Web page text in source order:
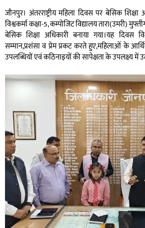
जौनपुर। अंतरराष्ट्रीय महिला दिवस पर बेसिक शिक्षा
विश्वकर्मा कक्षा-5, कम्पोजिट विद्यालय तारा(उमरी)
बेसिक शिक्षा अधिकारी बनाया गया।यह दिवस
सम्मान,प्रशंसा व प्रेम प्रकट करते हुए,महिलाओं के
उपलब्धियों एवं कठिनाइयों की सापेक्षता के उपलक्ष्य में